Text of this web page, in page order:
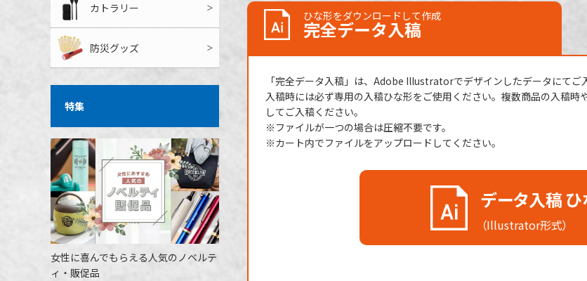
カトラリー
防災グッズ
特集
女性に喜んでもらえる人気のノベルテ
ィ・販促品
ひな形をダウンロードして作成
完全データ入稿
「完全データ入稿」は、Adobe Illustratorでデザインしたデータにてご
入稿時には必ず専用の入稿ひな形をご使用ください。複数商品の入稿
してご入稿ください。
※ファイルが一つの場合は圧縮不要です。
※カート内でファイルをアップロードしてください。
データ入稿
（Illustrator形式）